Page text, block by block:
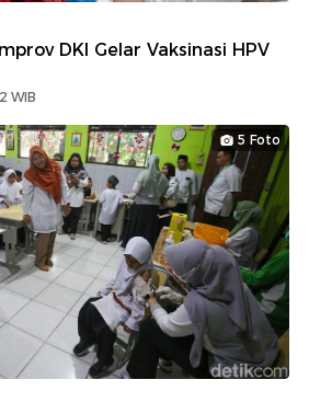
DKI Gelar Vaksinasi HPV
WIB
5 Foto